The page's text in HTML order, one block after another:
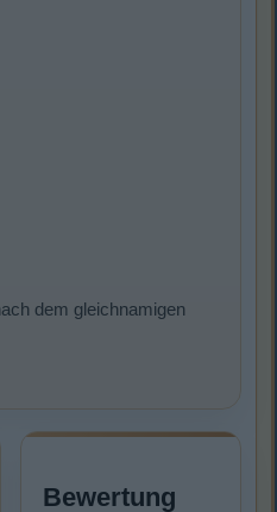
dem gleichnamigen
Bewertung